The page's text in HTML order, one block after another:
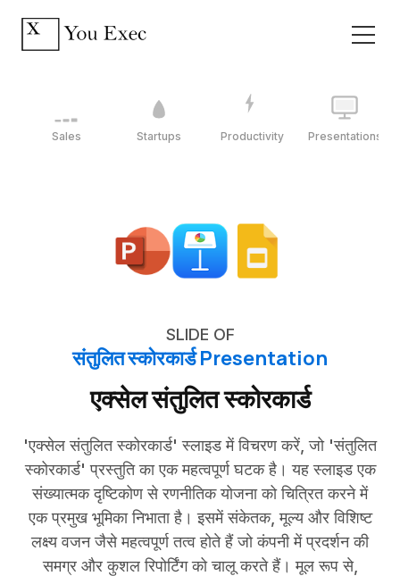
Sales Startups Productivity Presentations
SLIDE OF
संतुलित स्कोरकार्ड Presentation
एक्सेल संतुलित स्कोरकार्ड
'एक्सेल संतुलित स्कोरकार्ड' स्लाइड में विचरण करें, जो 'संतुलित
स्कोरकार्ड' प्रस्तुति का एक महत्वपूर्ण घटक है। यह स्लाइड एक
संख्यात्मक दृष्टिकोण से रणनीतिक योजना को चित्रित करने में
एक प्रमुख भूमिका निभाता है। इसमें संकेतक, मूल्य और विशिष्ट
लक्ष्य वजन जैसे महत्वपूर्ण तत्व होते हैं जो कंपनी में प्रदर्शन की
समग्र और कुशल रिपोर्टिंग को चालू करते हैं। मूल रूप से,